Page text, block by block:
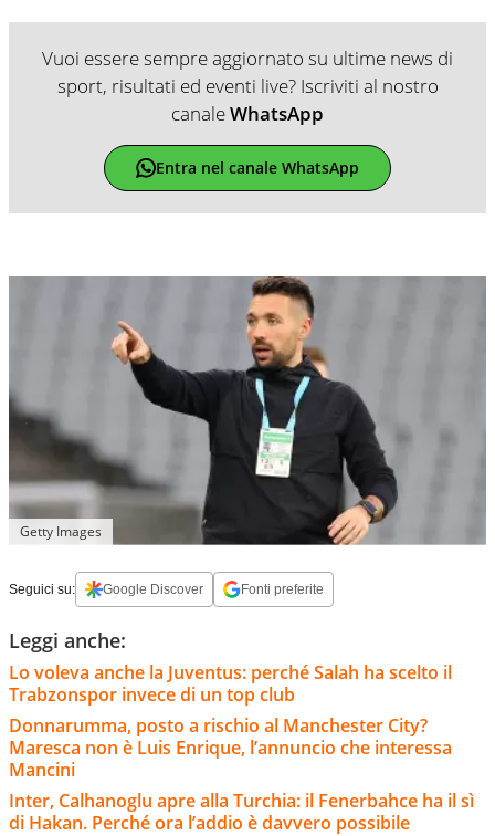
Vuoi essere sempre aggiornato su ultime news di
sport, risultati ed eventi live? Iscriviti al nostro
canaleWhatsApp
Entra nel canale WhatsApp
Getty Images
Seguici su: Google Discover Fonti preferite
Leggi anche:
Lo voleva anche la Juventus: perché Salah ha scelto il
Trabzonspor invece di un top club
Donnarumma, posto a rischio al Manchester City?
Maresca non è Luis Enrique, l’annuncio che interessa
Mancini
Inter, Calhanoglu apre alla Turchia: il Fenerbahce ha il sì
di Hakan. Perché ora l’addio è davvero possibile